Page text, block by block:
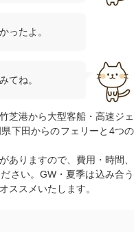
ったよ。
てね。
芝港から大型客船・高速ジェ
下田からのフェリーと4つの
ありますので、費用・時間、
さい。GW・夏季は込み合う
ススメいたします。